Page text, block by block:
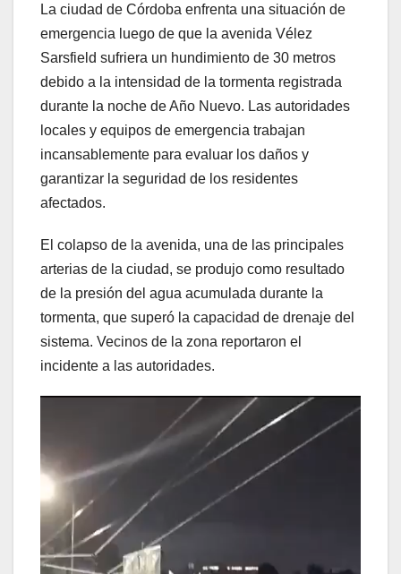
La ciudad de Córdoba enfrenta una situación de
emergencia luego de que la avenida Vélez
Sarsfield sufriera un hundimiento de 30 metros
debido a la intensidad de la tormenta registrada
durante la noche de Año Nuevo. Las autoridades
locales y equipos de emergencia trabajan
incansablemente para evaluar los daños y
garantizar la seguridad de los residentes
afectados.
El colapso de la avenida, una de las principales
arterias de la ciudad, se produjo como resultado
de la presión del agua acumulada durante la
tormenta, que superó la capacidad de drenaje del
sistema. Vecinos de la zona reportaron el
incidente a las autoridades.